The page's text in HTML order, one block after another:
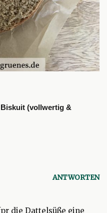
(vollwertig &
ANTWORTEN
die Dattelsüße eine